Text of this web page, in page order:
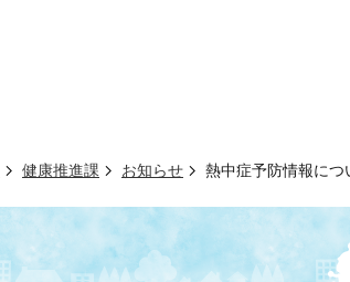
健康推進課 お知らせ 熱中症予防情報につ